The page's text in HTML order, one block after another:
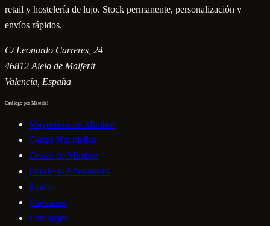
retail y hostelería de lujo. Stock permanente, personalización y
envíos rápidos.
C/ Leonardo Carreres, 24
46812 Aielo de Malferit
Valencia , España
Catálogo por Material
Mayoristas de Mimbre
Cestas Navideñas
Cestas de Mimbre
Bandejas Artesanales
Baúles
Cuévanos
Embalajes